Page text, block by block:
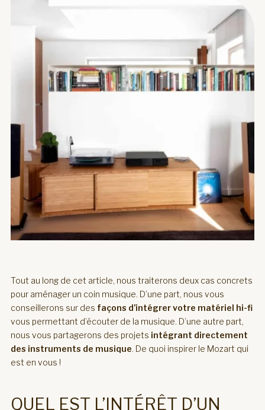
Tout au long de cet article, nous traiterons deux cas concrets
pour aménager un coin musique. D’une part, nous vous
conseillerons sur des façons d’intégrer votre matériel hi-fi
vous permettant d’écouter de la musique. D’une autre part,
nous vous partagerons des projets intégrant directement
des instruments de musique. De quoi inspirer le Mozart qui
est en vous !
QUEL EST L’INTÉRÊT D’UN